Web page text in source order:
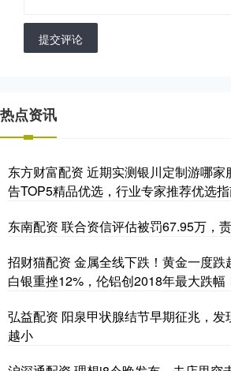
提交评论
热点资讯
东方财富配资 近期实测银川定制游哪
告TOP5精品优选，行业专家推荐优选
东南配资 联合资信评估被罚67.95万，
招财猫配资 金属全线下跌！黄金一度跌
白银重挫12%，伦铝创2018年最大跌幅
弘益配资 阳泉甲状腺结节早期征兆，
越小